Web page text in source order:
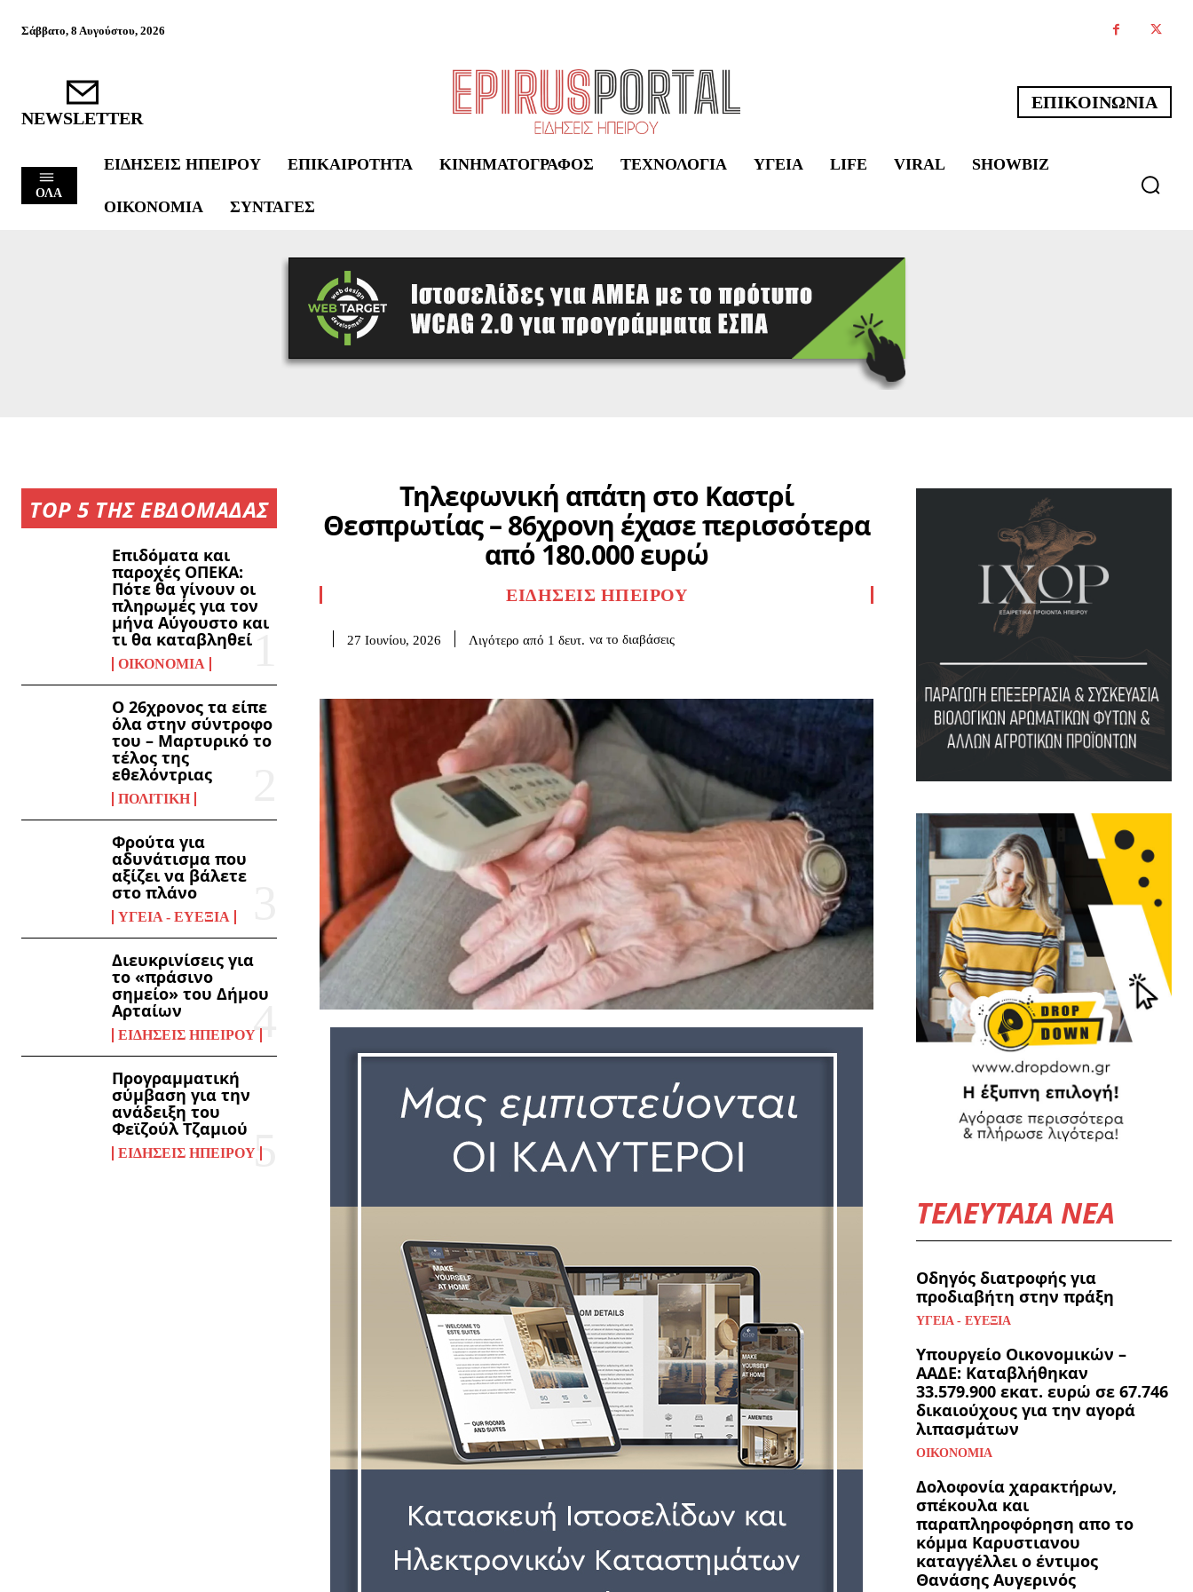
Σάββατο, 8 Αυγούστου, 2026
NEWSLETTER
ΕΠΙΚΟΙΝΩΝΙΑ
ΟΛΑ
ΕΙΔΉΣΕΙΣ ΗΠΕΊΡΟΥ ΕΠΙΚΑΙΡΌΤΗΤΑ ΚΙΝΗΜΑΤΟΓΡΆΦΟΣ ΤΕΧΝΟΛΟΓΊΑ ΥΓΕΊΑ LIFE VIRAL SHOWBIZ
ΟΙΚΟΝΟΜΊΑ ΣΥΝΤΑΓΈΣ
TOP 5 ΤΗΣ ΕΒΔΟΜΑΔΑΣ
Επιδόματα και
παροχές ΟΠΕΚΑ:
Πότε θα γίνουν οι
πληρωμές για τον
μήνα Αύγουστο και
τι θα καταβληθεί
ΟΙΚΟΝΟΜΊΑ
Ο 26χρονος τα είπε
όλα στην σύντροφο
του – Μαρτυρικό το
τέλος της
εθελόντριας
ΠΟΛΙΤΙΚΉ
Φρούτα για
αδυνάτισμα που
αξίζει να βάλετε
στο πλάνο
ΥΓΕΊΑ - ΕΥΕΞΊΑ
Διευκρινίσεις για
το «πράσινο
σημείο» του Δήμου
Αρταίων
ΕΙΔΉΣΕΙΣ ΗΠΕΊΡΟΥ
Προγραμματική
σύμβαση για την
ανάδειξη του
Φεϊζούλ Τζαμιού
ΕΙΔΉΣΕΙΣ ΗΠΕΊΡΟΥ
Τηλεφωνική απάτη στο Καστρί
Θεσπρωτίας – 86χρονη έχασε περισσότερα
από 180.000 ευρώ
ΕΙΔΉΣΕΙΣ ΗΠΕΊΡΟΥ
27 Ιουνίου, 2026 Λιγότερο από 1 δευτ. να το διαβάσεις
ΤΕΛΕΥΤΑΙΑ ΝΕΑ
Οδηγός διατροφής για
προδιαβήτη στην πράξη
ΥΓΕΊΑ - ΕΥΕΞΊΑ
Υπουργείο Οικονομικών –
ΑΑΔΕ: Καταβλήθηκαν
33.579.900 εκατ. ευρώ σε 67.746
δικαιούχους για την αγορά
λιπασμάτων
ΟΙΚΟΝΟΜΊΑ
Δολοφονία χαρακτήρων,
σπέκουλα και
παραπληροφόρηση απο το
κόμμα Καρυστιανου
καταγγέλλει ο έντιμος
Θανάσης Αυγερινός